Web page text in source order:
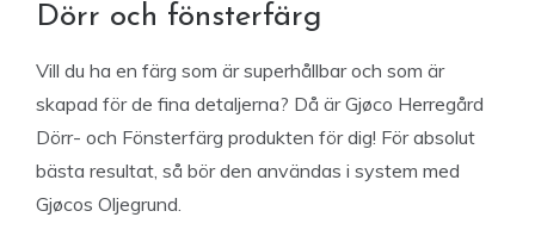
Dörr och fönsterfärg
Vill du ha en färg som är superhållbar och som är
skapad för de fina detaljerna? Då är Gjøco Herregård
Dörr- och Fönsterfärg produkten för dig! För absolut
bästa resultat, så bör den användas i system med
Gjøcos Oljegrund.